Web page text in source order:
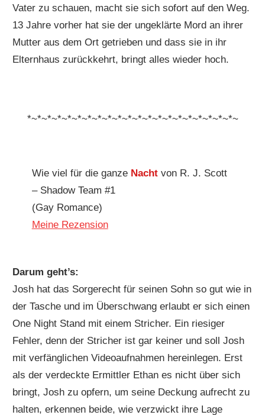
Vater zu schauen, macht sie sich sofort auf den Weg.
13 Jahre vorher hat sie der ungeklärte Mord an ihrer
Mutter aus dem Ort getrieben und dass sie in ihr
Elternhaus zurückkehrt, bringt alles wieder hoch.
*~*~*~*~*~*~*~*~*~*~*~*~*~*~*~*~*~*~*~*~*~
Wie viel für die ganze Nachtvon R. J. Scott
– Shadow Team #1
(Gay Romance)
Meine Rezension
Darum geht’s:
Josh hat das Sorgerecht für seinen Sohn so gut wie in
der Tasche und im Überschwang erlaubt er sich einen
One Night Stand mit einem Stricher. Ein riesiger
Fehler, denn der Stricher ist gar keiner und soll Josh
mit verfänglichen Videoaufnahmen hereinlegen. Erst
als der verdeckte Ermittler Ethan es nicht über sich
bringt, Josh zu opfern, um seine Deckung aufrecht zu
halten, erkennen beide, wie verzwickt ihre Lage